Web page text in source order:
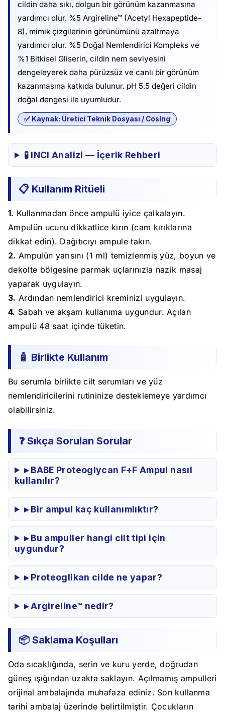
cildin daha sıkı, dolgun bir görünüm kazanmasına
yardımcı olur. %5 Argireline™ (Acetyl Hexapeptide-
8), mimik çizgilerinin görünümünü azaltmaya
yardımcı olur. %5 Doğal Nemlendirici Kompleks ve
%1 Bitkisel Gliserin, cildin nem seviyesini
dengeleyerek daha pürüzsüz ve canlı bir görünüm
kazanmasına katkıda bulunur. pH 5.5 değeri cildin
doğal dengesi ile uyumludur.
✅ Kaynak: Üretici Teknik Dosyası / CosIng
🧪 INCI Analizi — İçerik Rehberi
📋 Kullanım Ritüeli
1. Kullanmadan önce ampulü iyice çalkalayın.
Ampulün ucunu dikkatlice kırın (cam kırıklarına
dikkat edin). Dağıtıcıyı ampule takın.
2. Ampulün yarısını (1 ml) temizlenmiş yüz, boyun ve
dekolte bölgesine parmak uçlarınızla nazik masaj
yaparak uygulayın.
3. Ardından nemlendirici kreminizi uygulayın.
4. Sabah ve akşam kullanıma uygundur. Açılan
ampulü 48 saat içinde tüketin.
🧴 Birlikte Kullanım
Bu serumla birlikte cilt serumları ve yüz
nemlendiricilerini rutininize desteklemeye yardımcı
olabilirsiniz.
❓ Sıkça Sorulan Sorular
▸ BABE Proteoglycan F+F Ampul nasıl
kullanılır?
▸ Bir ampul kaç kullanımlıktır?
▸ Bu ampuller hangi cilt tipi için
uygundur?
▸ Proteoglikan cilde ne yapar?
▸ Argireline™ nedir?
📦 Saklama Koşulları
Oda sıcaklığında, serin ve kuru yerde, doğrudan
güneş ışığından uzakta saklayın. Açılmamış ampulleri
orijinal ambalajında muhafaza ediniz. Son kullanma
tarihi ambalaj üzerinde belirtilmiştir. Çocukların